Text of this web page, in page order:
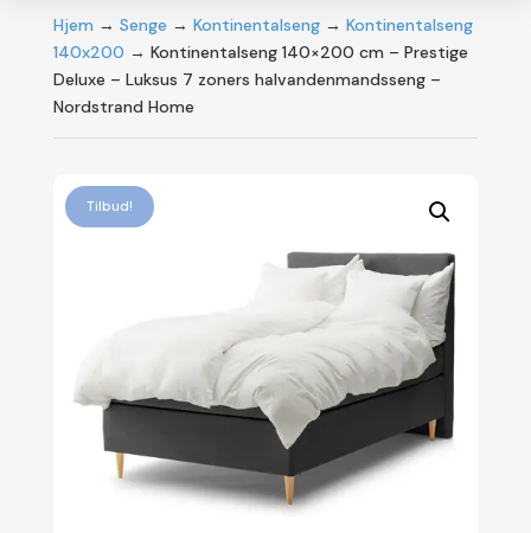
Hjem → Senge → Kontinentalseng→ Kontinentalseng
140x200 → Kontinentalseng 140×200 cm – Prestige
Deluxe – Luksus 7 zoners halvandenmandsseng –
Nordstrand Home
Tilbud!